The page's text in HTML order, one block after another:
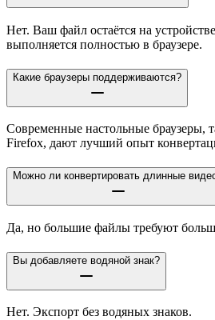
Нет. Ваш файл остаётся на
выполняется полностью в браузере.
Какие браузеры поддерживаются?
Современные настольные браузеры,
Firefox, дают лучший опыт
Можно ли конвертировать длинные
Да, но большие файлы требуют
Вы добавляете водяной знак?
Нет. Экспорт без водяных знаков.